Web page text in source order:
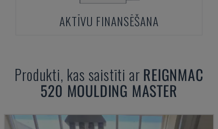
AKTĪVU FINANSĒŠANA
Produkti, kas saistīti ar REIGNMAC
520 MOULDING MASTER